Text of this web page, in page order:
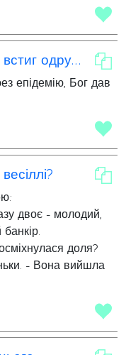
Другий шанс для тих, хто не встиг одружитися!
епідемію, Бог дав
двоє - молодий,
доля?
- Вона вийшла